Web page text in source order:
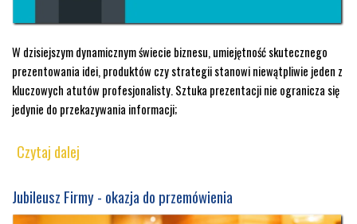
W dzisiejszym dynamicznym świecie biznesu, umiejętność skutecznego
prezentowania idei, produktów czy strategii stanowi niewątpliwie jeden z
kluczowych atutów profesjonalisty. Sztuka prezentacji nie ogranicza się
jedynie do przekazywania informacji;
Czytaj dalej
Jubileusz Firmy - okazja do przemówienia